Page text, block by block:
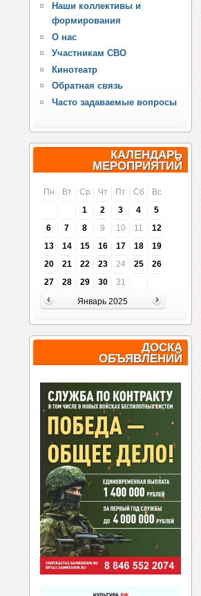
Наши коллективы и
формирования
О нас
Участникам СВО
Кинотеатр
Обратная связь
Часто задаваемые вопросы
КАЛЕНДАРЬ
МЕРОПРИЯТИЙ
Пн Вт Ср Чт Пт Сб
Вс
1
2 3 4
5
6
7 8 9 10 11
12
13
14 15 16 17 18
19
20
21 22 23 24 25
26
27
28 29 30
31
Январь 2025
ДОСКА
ОБЪЯВЛЕНИЙ